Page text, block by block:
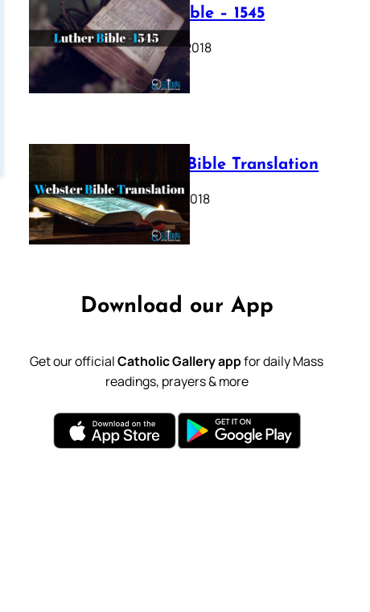
Luther Bible – 1545
October 17, 2018
Webster Bible Translation
October 11, 2018
Download our App
Get our officialCatholic Gallery appfor daily Mass
readings, prayers & more